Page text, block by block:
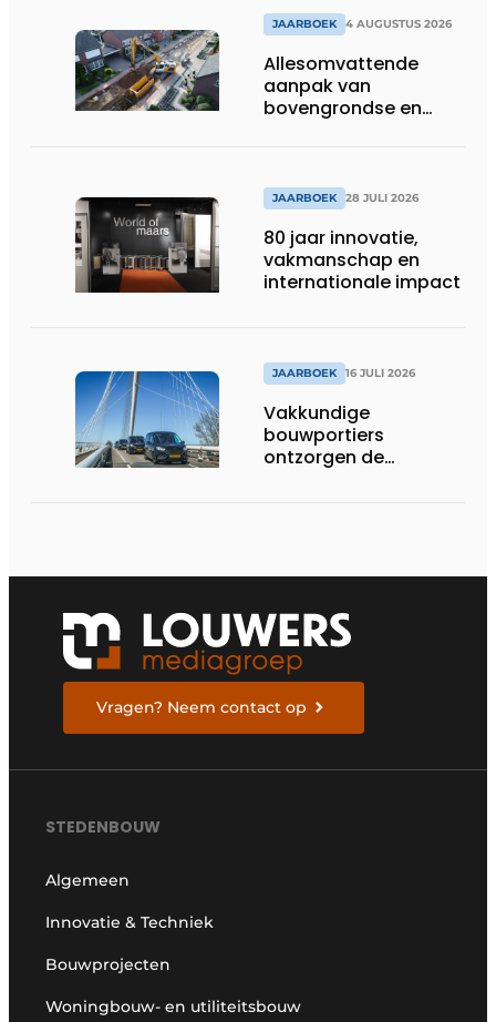
JAARBOEK 4 AUGUSTUS 2026
Allesomvattende
aanpak van
bovengrondse en
JAARBOEK 28 JULI 2026
80 jaar innovatie,
vakmanschap en
internationale impact
JAARBOEK 16 JULI 2026
Vakkundige
bouwportiers
ontzorgen de
Vragen? Neem contact op
STEDENBOUW
Algemeen
Innovatie & Techniek
Bouwprojecten
Woningbouw- en utiliteitsbouw